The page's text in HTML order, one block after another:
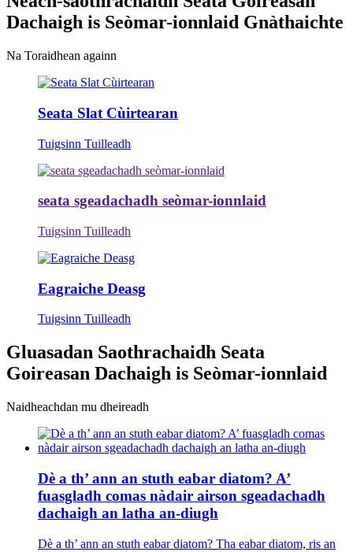
Dachaigh is Seòmar-ionnlaid Gnàthaichte
Na Toraidhean againn
Seata Slat Cùirtearan
Tuigsinn Tuilleadh
seata sgeadachadh seòmar-ionnlaid
Tuigsinn Tuilleadh
Eagraiche Deasg
Tuigsinn Tuilleadh
Gluasadan Saothrachaidh Seata
Goireasan Dachaigh is Seòmar-ionnlaid
Naidheachdan mu dheireadh
Dè a th’ ann an stuth eabar diatom? A’
fuasgladh comas nàdair airson sgeadachadh
dachaigh an latha an-diugh
Dè a th’ ann an stuth eabar diatom? Tha eabar diatom, ris an